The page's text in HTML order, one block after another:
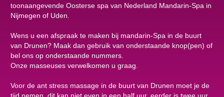
toonaangevende Oosterse spa van Nederland Mandarin-Spa in
Nijmegen of Uden.
Wens u een afspraak te maken bij mandarin-Spa in de buurt
van Drunen? Maak dan gebruik van onderstaande knop(pen) of
bel ons op onderstaande nummers.
Onze masseuses verwelkomen u graag.
Voor de ant stress massage in de buurt van Drunen moet je de